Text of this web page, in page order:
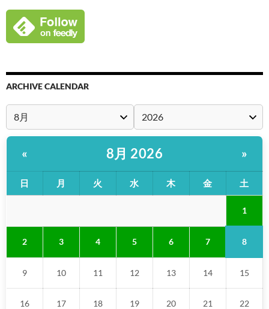
ARCHIVE CALENDAR
« 8月 2026 »
日 月 火 水 木 金 土
1
2 3 4 5 6 7 8
9 10 11 12 13 14 15
16 17 18 19 20 21 22